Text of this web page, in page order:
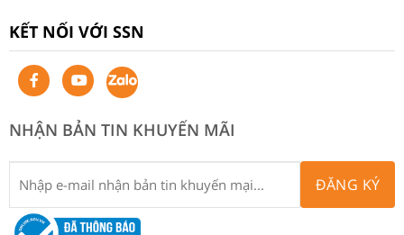
KẾT NỐI VỚI SSN
NHẬN BẢN TIN KHUYẾN MÃI
ĐĂNG KÝ